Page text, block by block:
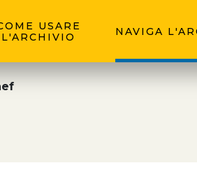
USARE
L'ARCHIVIO
NAVIGA